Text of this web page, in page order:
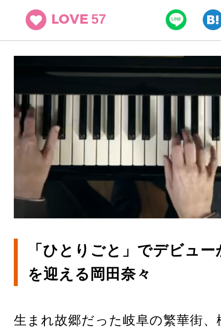
LOVE 57
「ひとりごと」でデビュ
を迎える岡田奈々
生まれ故郷だった岐阜の繁華街